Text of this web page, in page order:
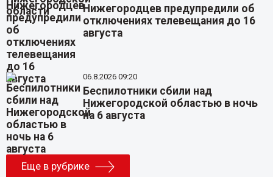
Нижегородцев предупредили об
отключениях телевещания до 16
августа
06.8.2026 09:20
Беспилотники сбили над
Нижегородской областью в ночь
на 6 августа
Еще в рубрике